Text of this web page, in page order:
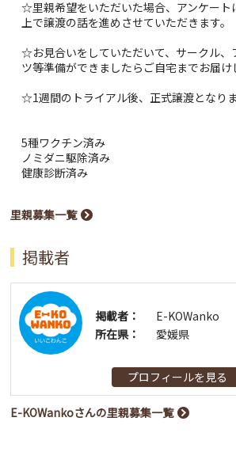
☆里親希望をいただいた場合、アンケート
上で譲渡の話を進めさせていただきます。
☆お見合いをしていただいて、サークル、
ツ等準備ができましたらご自宅までお届け
☆1週間のトライアル後、正式譲渡となりま
5種ワクチン済み
ノミダニ駆除済み
健康診断済み
里親募集一覧
掲載者
掲載者：
E-KOWanko
所在県：
愛媛県
プロフィールを見る
E-KOWankoさんの里親募集一覧